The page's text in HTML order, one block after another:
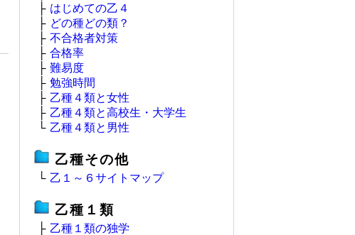
├ はじめての乙４
├ どの種どの類？
├ 不合格者対策
├ 合格率
├ 難易度
├ 勉強時間
├ 乙種４類と女性
├ 乙種４類と高校生・大学生
└ 乙種４類と男性
乙種その他
└ 乙１～６サイトマップ
乙種１類
├ 乙種１類の独学